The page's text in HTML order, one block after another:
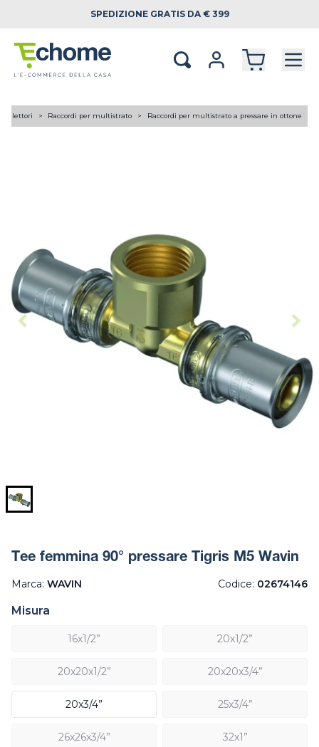
SPEDIZIONE GRATIS DA € 399
collettori Raccordi per multistrato Raccordi per multistrato a pressare in ottone
Tee femmina 90° pressare Tigris M5 Wavin
Marca: WAVIN Codice: 02674146
Misura
16x1/2” 20x1/2”
20x20x1/2” 20x20x3/4”
20x3/4” 25x3/4”
26x26x3/4” 32x1”